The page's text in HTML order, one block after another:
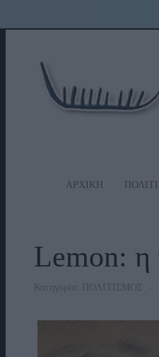
ΑΡΧΙΚΗ
Lemon: η
Κατηγορία: ΠΟΛΙΤΙΣΜΟΣ